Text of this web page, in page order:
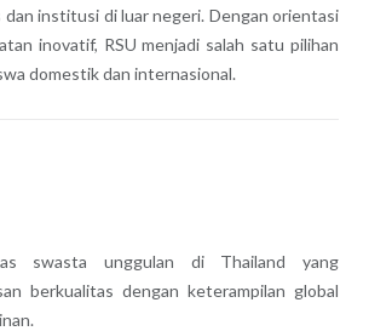
institusi di luar negeri. Dengan orientasi
inovatif, RSU menjadi salah satu pilihan
domestik dan internasional.
swasta unggulan di Thailand yang
berkualitas dengan keterampilan global